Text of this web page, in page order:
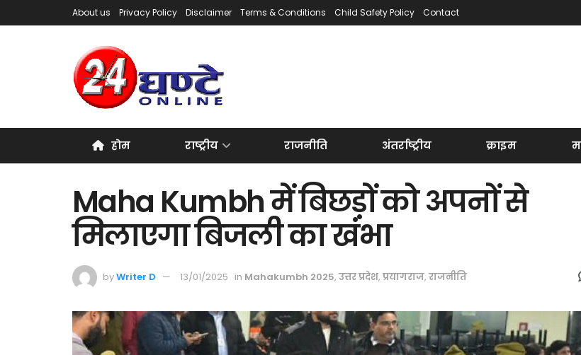
About us Privacy Policy Disclaimer Terms & Conditions Child Safety Policy Contact
होम राष्ट्रीय राजनीति अंतर्राष्ट्रीय क्राइम
Maha Kumbh में बिछड़ों को अपनों से
मिलाएगा बिजली का खंभा
byWriter D 13/01/2025 in Mahakumbh 2025, उत्तर प्रदेश, प्रयागराज, राजनीति